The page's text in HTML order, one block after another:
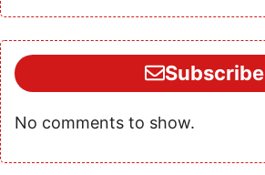
Subscribe
No comments to show.